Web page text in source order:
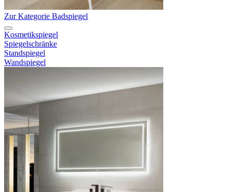
Zur Kategorie Badspiegel
Kosmetikspiegel
Spiegelschränke
Standspiegel
Wandspiegel